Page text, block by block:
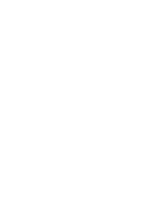
La Junta de